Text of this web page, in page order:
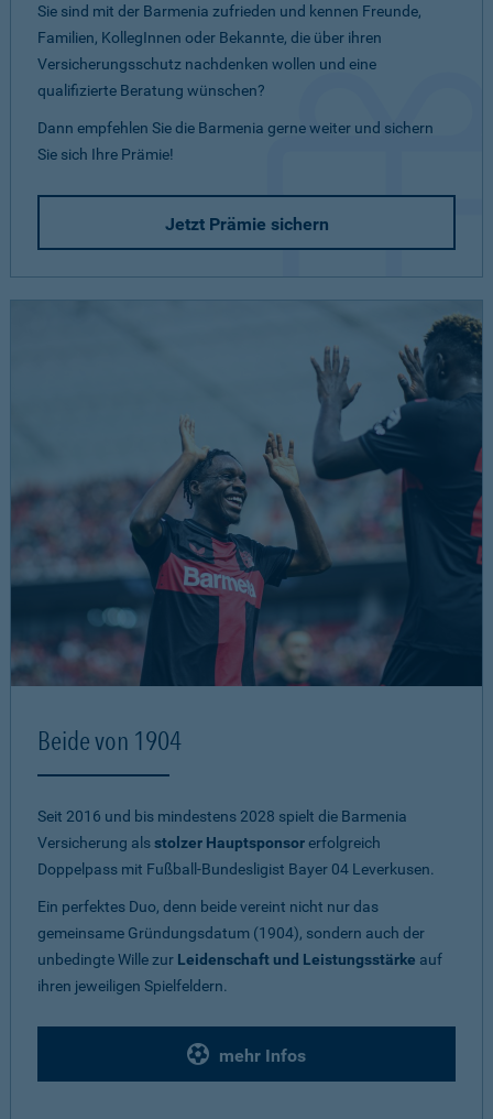
Sie sind mit der Barmenia zufrieden und kennen Freunde,
Familien, KollegInnen oder Bekannte, die über ihren
Versicherungsschutz nachdenken wollen und eine
qualifizierte Beratung wünschen?
Dann empfehlen Sie die Barmenia gerne weiter und sichern
Sie sich Ihre Prämie!
Jetzt Prämie sichern
Beide von 1904
Seit 2016 und bis mindestens 2028 spielt die Barmenia
Versicherung alsstolzer Hauptsponsorerfolgreich
Doppelpass mit Fußball-Bundesligist Bayer 04 Leverkusen.
Ein perfektes Duo, denn beide vereint nicht nur das
gemeinsame Gründungsdatum (1904), sondern auch der
unbedingte Wille zur Leidenschaft und Leistungsstärke auf
ihren jeweiligen Spielfeldern.
mehr Infos